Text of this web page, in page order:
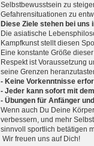
Selbstbewusstsein zu
Gefahrensituationen zu
Diese Ziele stehen bei uns
Die asiatische
Kampfkunst stellt diesen
Eine konstante Größe
Respekt ist Voraussetzung
seine Grenzen
- Keine Vorkenntnisse
- Jeder kann sofort mit
- Übungen für Anfänger
Wenn auch Du Deine
verbessern, und mehr
sinnvoll sportlich betätigen
Wir freuen uns auf Dich!